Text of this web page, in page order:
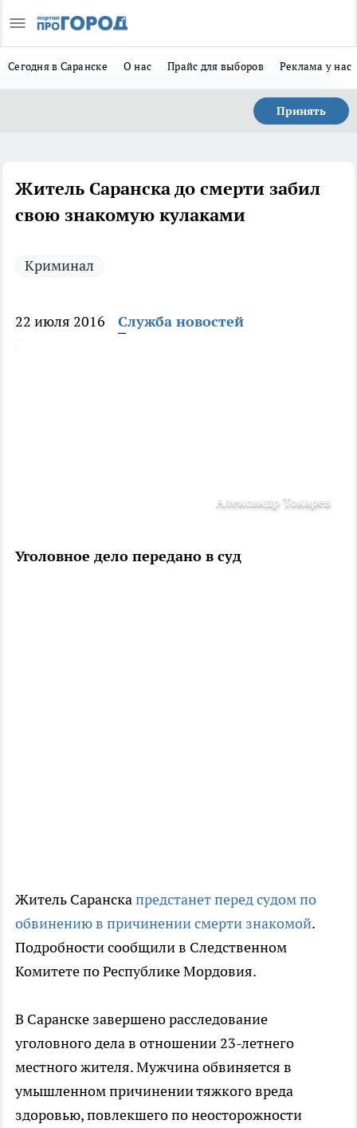
Сегодня в Саранске О нас Прайс для выборов Реклама у нас
Принять
Житель Саранска до смерти забил
свою знакомую кулаками
Криминал
22 июля 2016 Служба новостей
Александр Токарев
Уголовное дело передано в суд
Житель Саранскапредстанет перед судом по
обвинению в причинении смерти знакомой.
Подробности сообщили в Следственном
Комитете по Республике Мордовия.
В Саранске завершено расследование
уголовного дела в отношении 23-летнего
местного жителя. Мужчина обвиняется в
умышленном причинении тяжкого вреда
здоровью, повлекшего по неосторожности